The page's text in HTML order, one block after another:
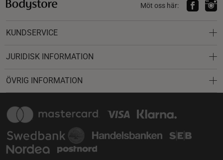
Möt oss här:
KUNDSERVICE
JURIDISK INFORMATION
ÖVRIG INFORMATION